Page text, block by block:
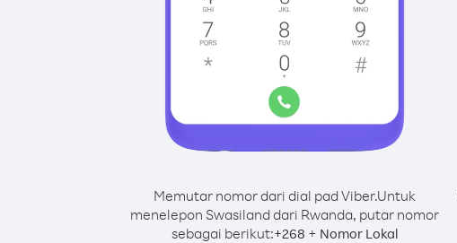
Memutar nomor dari dial pad Viber.Untuk
menelepon Swasiland dari Rwanda, putar nomor
sebagai berikut:+268 + Nomor Lokal